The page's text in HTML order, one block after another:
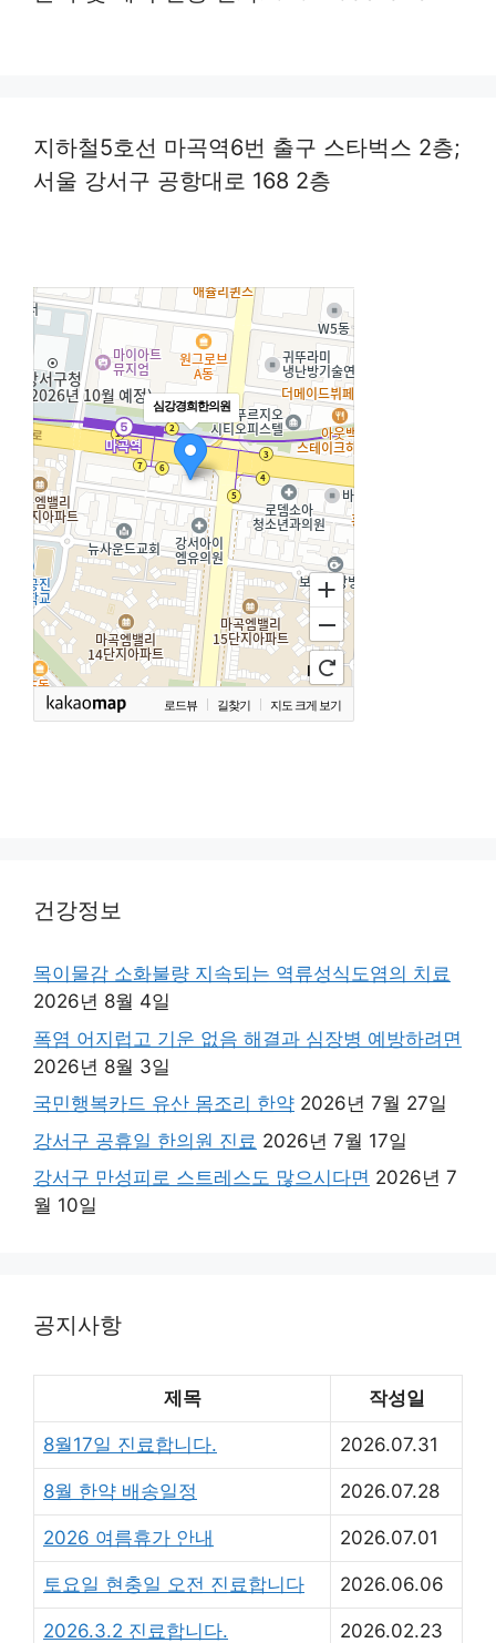
지하철5호선 마곡역6번 출구 스타벅스 2층;
서울 강서구 공항대로 168 2층
심강경희한의원
로드뷰 길찾기 지도 크게 보기
건강정보
목이물감 소화불량 지속되는 역류성식도염의 치료
2026년 8월 4일
폭염 어지럽고 기운 없음 해결과 심장병 예방하려면
2026년 8월 3일
국민행복카드 유산 몸조리 한약 2026년 7월 27일
강서구 공휴일 한의원 진료 2026년 7월 17일
강서구 만성피로 스트레스도 많으시다면 2026년 7
월 10일
공지사항
제목 작성일
8월17일 진료합니다. 2026.07.31
8월 한약 배송일정 2026.07.28
2026 여름휴가 안내 2026.07.01
토요일 현충일 오전 진료합니다 2026.06.06
2026.3.2 진료합니다. 2026.02.23